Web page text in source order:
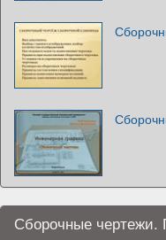
Сборочные чертежи.